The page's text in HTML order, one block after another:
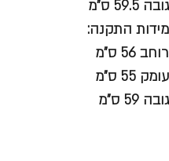
גובה 59.5 ס"מ
מידות התקנה:
רוחב 56 ס"מ
עומק 55 ס"מ
גובה 59 ס"מ